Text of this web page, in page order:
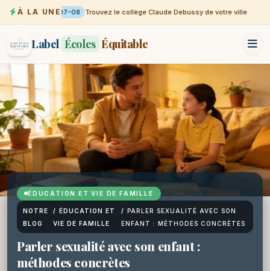
À LA UNE07-08 Trouvez le collège Claude Debussy de votre ville
Label Écoles Équitable
ÉDUCATION ET VIE DE FAMILLE
NOTRE
BLOG
/ ÉDUCATION ET
VIE DE FAMILLE
/ PARLER SEXUALITÉ AVEC SON
ENFANT : MÉTHODES CONCRÈTES
Parler sexualité avec son enfant :
méthodes concrètes